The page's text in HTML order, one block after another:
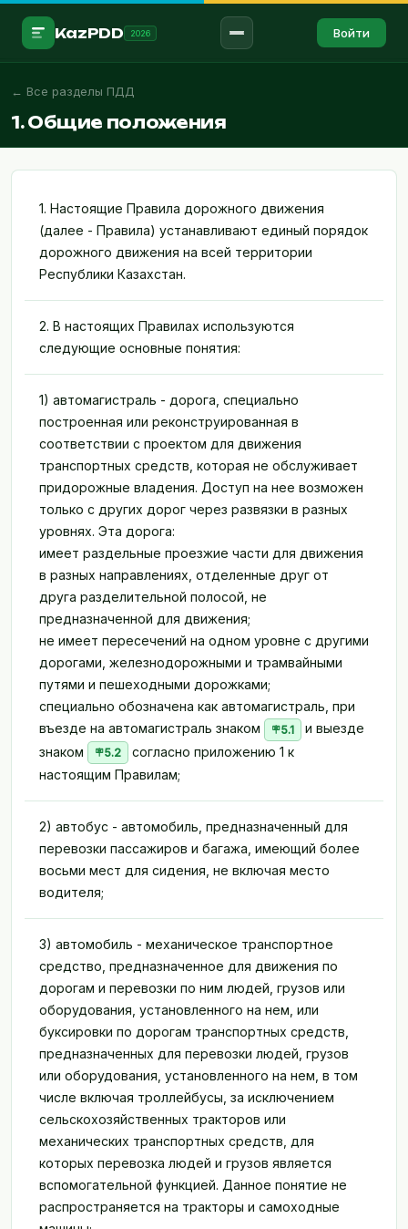
KazPDD 2026 Войти
Войти в аккаунт →
ҚАЗ
ПРАВИЛА
ПДД
Знаки
Разметка
Мед.помощь
Пробное тестирование
Режим обучения
РЕЖИМ ЭКЗАМЕНА
Полный экзамен
Мини-экзамен
Блог
← Все разделы ПДД
1. Общие положения
1. Настоящие Правила дорожного движения
(далее - Правила) устанавливают единый порядок
дорожного движения на всей территории
Республики Казахстан.
2. В настоящих Правилах используются
следующие основные понятия:
1) автомагистраль - дорога, специально
построенная или реконструированная в
соответствии с проектом для движения
транспортных средств, которая не обслуживает
придорожные владения. Доступ на нее возможен
только с других дорог через развязки в разных
уровнях. Эта дорога:
имеет раздельные проезжие части для движения
в разных направлениях, отделенные друг от
друга разделительной полосой, не
предназначенной для движения;
не имеет пересечений на одном уровне с другими
дорогами, железнодорожными и трамвайными
путями и пешеходными дорожками;
специально обозначена как автомагистраль, при
въезде на автомагистраль знаком
5.1
и выезде
знаком
5.2
согласно приложению 1 к
настоящим Правилам;
2) автобус - автомобиль, предназначенный для
перевозки пассажиров и багажа, имеющий более
восьми мест для сидения, не включая место
водителя;
3) автомобиль - механическое транспортное
средство, предназначенное для движения по
дорогам и перевозки по ним людей, грузов или
оборудования, установленного на нем, или
буксировки по дорогам транспортных средств,
предназначенных для перевозки людей, грузов
или оборудования, установленного на нем, в том
числе включая троллейбусы, за исключением
сельскохозяйственных тракторов или
механических транспортных средств, для
которых перевозка людей и грузов является
вспомогательной функцией. Данное понятие не
распространяется на тракторы и самоходные